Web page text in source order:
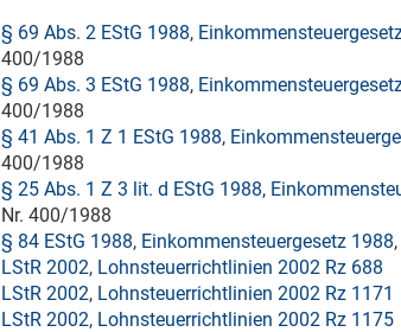
§ 69 Abs. 2 EStG 1988,
400/1988
§ 69 Abs. 3 EStG 1988,
400/1988
§ 41 Abs. 1 Z 1 EStG 1988,
400/1988
§ 25 Abs. 1 Z 3 lit. d EStG 1988,
Nr. 400/1988
§ 84 EStG 1988, Einkommensteuergesetz 1988
LStR 2002, Lohnsteuerrichtlinien 2002 Rz 688
LStR 2002, Lohnsteuerrichtlinien 2002 Rz 1171
LStR 2002, Lohnsteuerrichtlinien 2002 Rz 1175